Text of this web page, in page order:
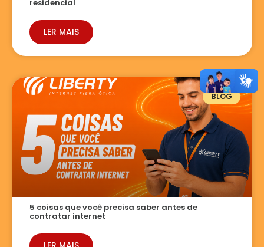
residencial
LER MAIS
BLOG
5 coisas que você precisa saber antes de
contratar internet